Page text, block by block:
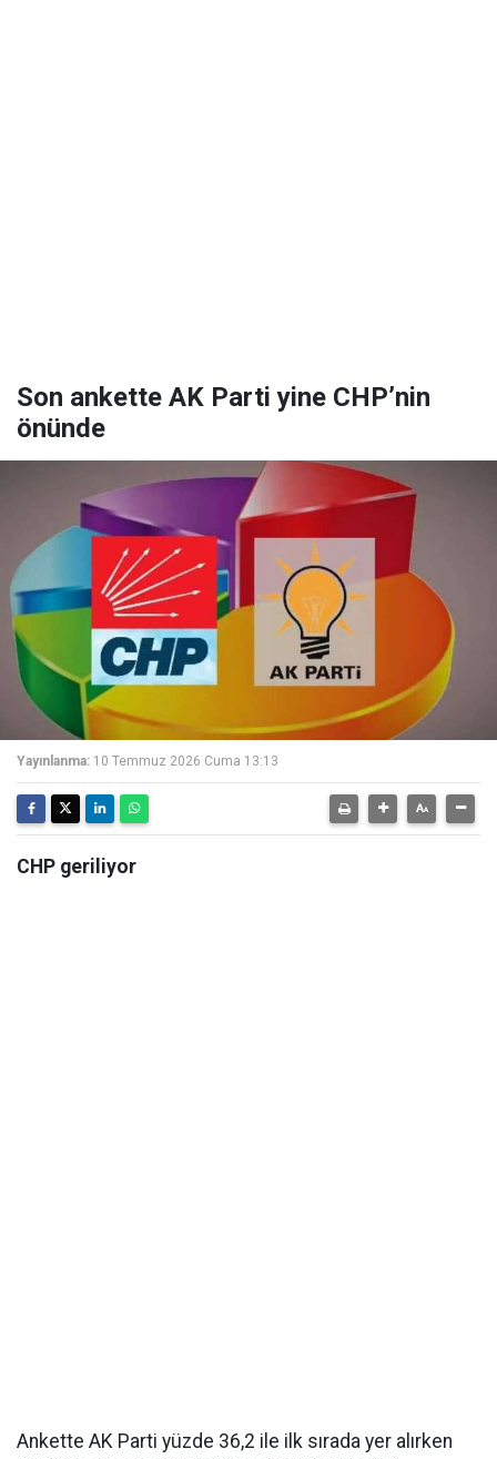
Son ankette AK Parti yine CHP’nin
önünde
Yayınlanma: 10 Temmuz 2026 Cuma 13:13
CHP geriliyor
Ankette AK Parti yüzde 36,2 ile ilk sırada yer alırken